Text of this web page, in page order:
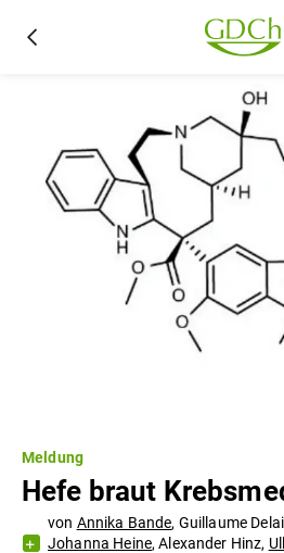
Meldung
Hefe braut
von Annika Bande, Guillaume
Johanna Heine,Alexander Hinz,